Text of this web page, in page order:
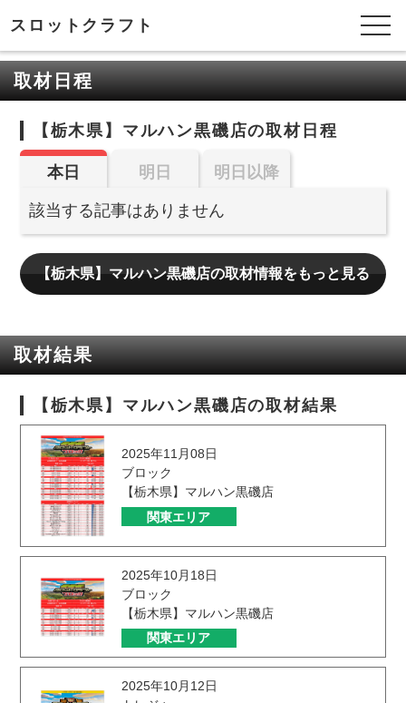
スロットクラフト
取材日程
【栃木県】マルハン黒磯店の取材日程
本日 明日 明日以降
該当する記事はありません
【栃木県】マルハン黒磯店の取材情報をもっと見る
取材結果
【栃木県】マルハン黒磯店の取材結果
2025年11月08日
ブロック
【栃木県】マルハン黒磯店
関東エリア
2025年10月18日
ブロック
【栃木県】マルハン黒磯店
関東エリア
2025年10月12日